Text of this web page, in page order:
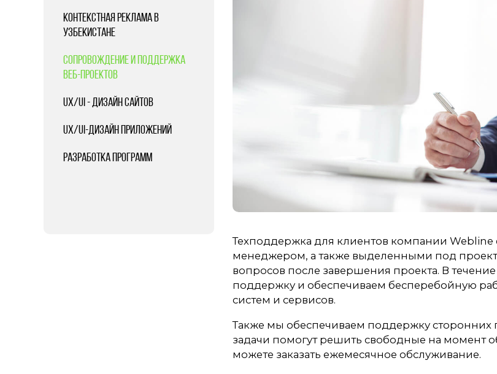
КОНТЕКСТНАЯ РЕКЛАМА В
УЗБЕКИСТАНЕ
СОПРОВОЖДЕНИЕ И ПОДДЕРЖКА
ВЕБ-ПРОЕКТОВ
UX/UI - ДИЗАЙН САЙТОВ
UX/UI-ДИЗАЙН ПРИЛОЖЕНИЙ
РАЗРАБОТКА ПРОГРАММ
Техподдержка для клиентов компании
менеджером, а также выделенными под
вопросов после завершения проекта. В
поддержку и обеспечиваем бесперебойную
систем и сервисов.
Также мы обеспечиваем поддержку сторонних
задачи помогут решить свободные на
можете заказать ежемесячное обслуживание.